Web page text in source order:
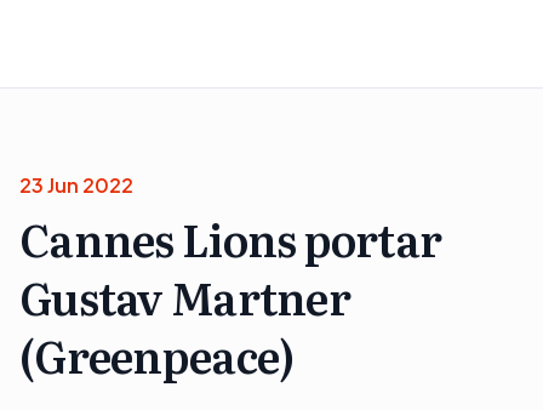
23 Jun 2022
Cannes Lions portar
Gustav Martner
(Greenpeace)